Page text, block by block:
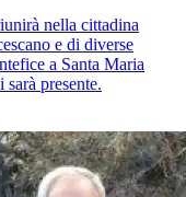
nella cittadina
e di diverse
a Santa Maria
presente.